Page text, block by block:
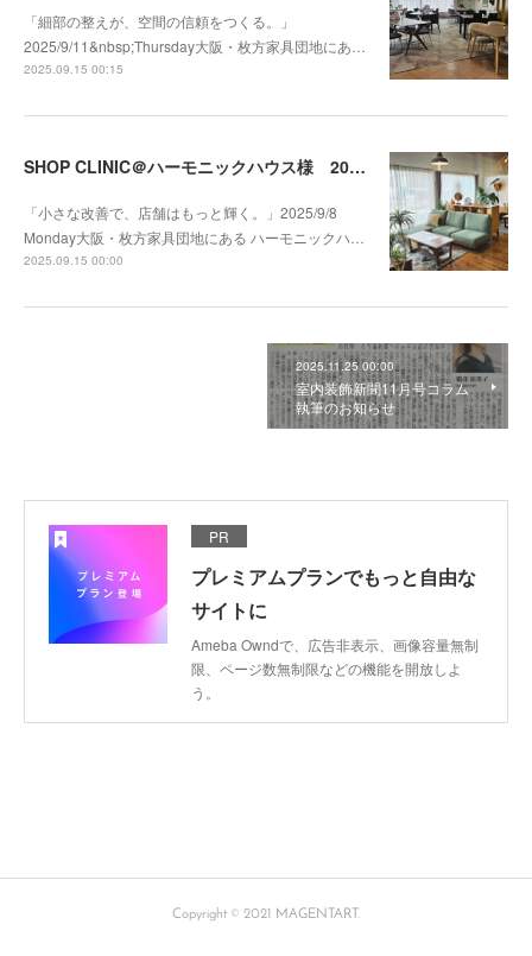
「細部の整えが、空間の信頼をつくる。」
2025/9/11&nbsp;Thursday大阪・枚方家具団地にあ…
2025.09.15 00:15
SHOP CLINIC＠ハーモニックハウス様 2025/9/8
「小さな改善で、店舗はもっと輝く。」2025/9/8
Monday大阪・枚方家具団地にある ハーモニックハ…
2025.09.15 00:00
2025.11.25 00:00
室内装飾新聞11月号コラム
執筆のお知らせ
PR
プレミアムプランでもっと自由な
サイトに
Ameba Owndで、広告非表示、画像容量無制
限、ページ数無制限などの機能を開放しよ
う。
Copyright © 2021 MAGENTART.